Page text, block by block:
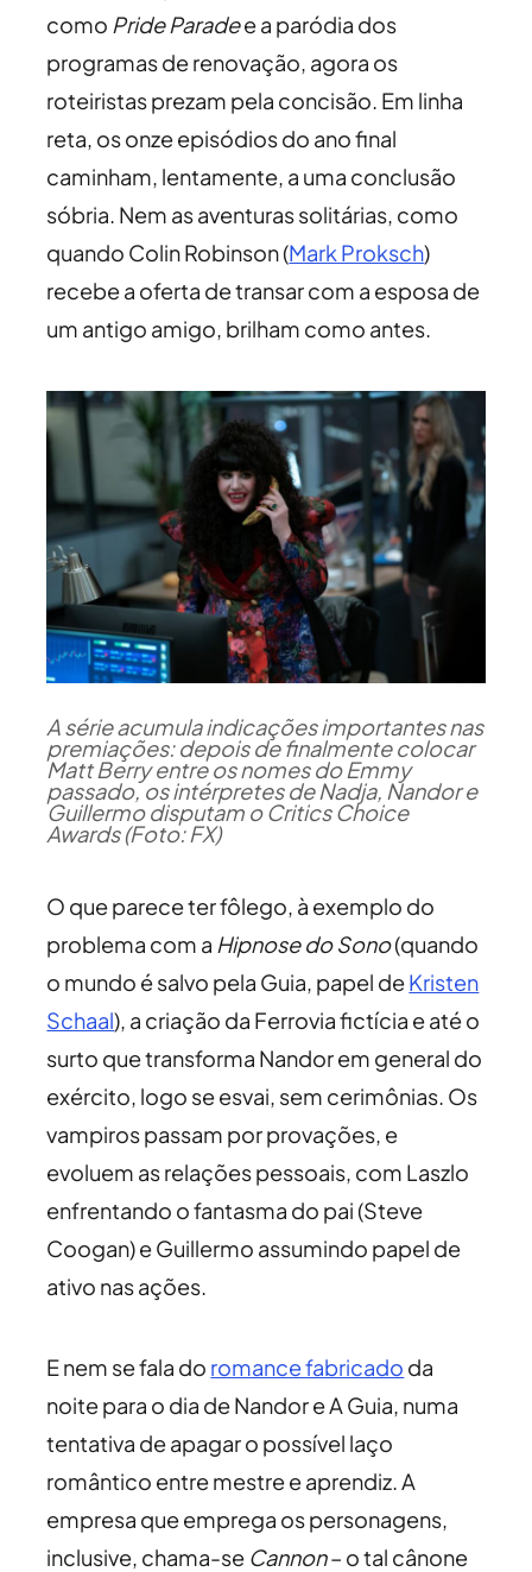
como Pride Paradee a paródia dos
programas de renovação, agora os
roteiristas prezam pela concisão. Em linha
reta, os onze episódios do ano final
caminham, lentamente, a uma conclusão
sóbria. Nem as aventuras solitárias, como
quando Colin Robinson (Mark Proksch)
recebe a oferta de transar com a esposa de
um antigo amigo, brilham como antes.
A série acumula indicações importantes nas
premiações: depois de finalmente colocar
Matt Berry entre os nomes do Emmy
passado, os intérpretes de Nadja, Nandor e
Guillermo disputam o Critics Choice
Awards (Foto: FX)
O que parece ter fôlego, à exemplo do
problema com a Hipnose do Sono(quando
o mundo é salvo pela Guia, papel deKristen
Schaal), a criação da Ferrovia fictícia e até o
surto que transforma Nandor em general do
exército, logo se esvai, sem cerimônias. Os
vampiros passam por provações, e
evoluem as relações pessoais, com Laszlo
enfrentando o fantasma do pai (Steve
Coogan) e Guillermo assumindo papel de
ativo nas ações.
E nem se fala do romance fabricado da
noite para o dia de Nandor e A Guia, numa
tentativa de apagar o possível laço
romântico entre mestre e aprendiz. A
empresa que emprega os personagens,
inclusive, chama-se Cannon– o tal cânone